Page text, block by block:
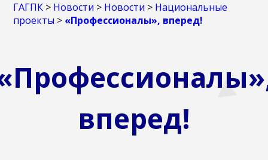
ГАГПК > Новости > Новости > Национальные
проекты > «Профессионалы», вперед!
вперед!